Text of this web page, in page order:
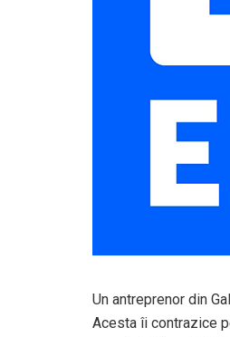
Un antreprenor din
Acesta îi contrazice